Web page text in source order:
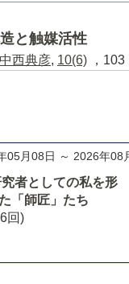
と触媒活性
中西典彦, 10(6) ，
05月08日 ～ 2026年08
者としての私を形
「師匠」たち
回)